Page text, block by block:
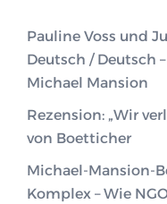
Pauline Voss und
Deutsch / Deutsch
Michael Mansion
Rezension: „Wir
von Boetticher
Michael-Mansion-
Komplex – Wie